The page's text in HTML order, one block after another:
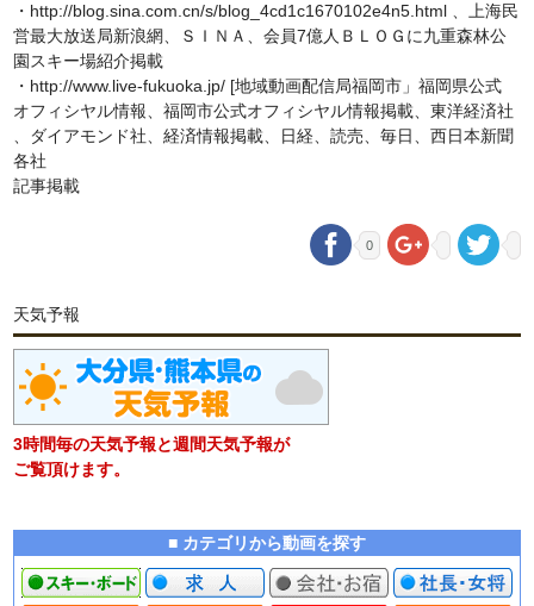
・http://blog.sina.com.cn/s/blog_4cd1c1670102e4n5.html 、上海民
営最大放送局新浪網、ＳＩＮＡ、会員7億人ＢＬＯＧに九重森林公
園スキー場紹介掲載
・http://www.live-fukuoka.jp/ [地域動画配信局福岡市」福岡県公式
オフィシヤル情報、福岡市公式オフィシヤル情報掲載、東洋経済社
、ダイアモンド社、経済情報掲載、日経、読売、毎日、西日本新聞
各社
記事掲載
0
天気予報
3時間毎の天気予報と週間天気予報が
ご覧頂けます。
■ カテゴリから動画を探す